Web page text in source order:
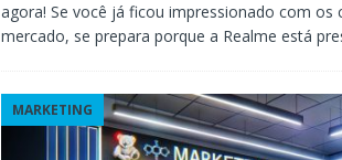
agora! Se você já ficou impressionado com
mercado, se prepara porque a Realme está
MARKETING